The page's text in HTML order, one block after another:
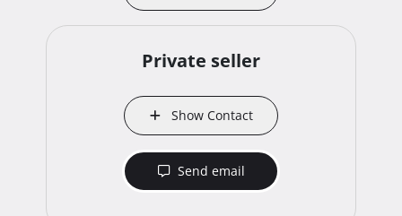
Private seller
Show Contact
Send email